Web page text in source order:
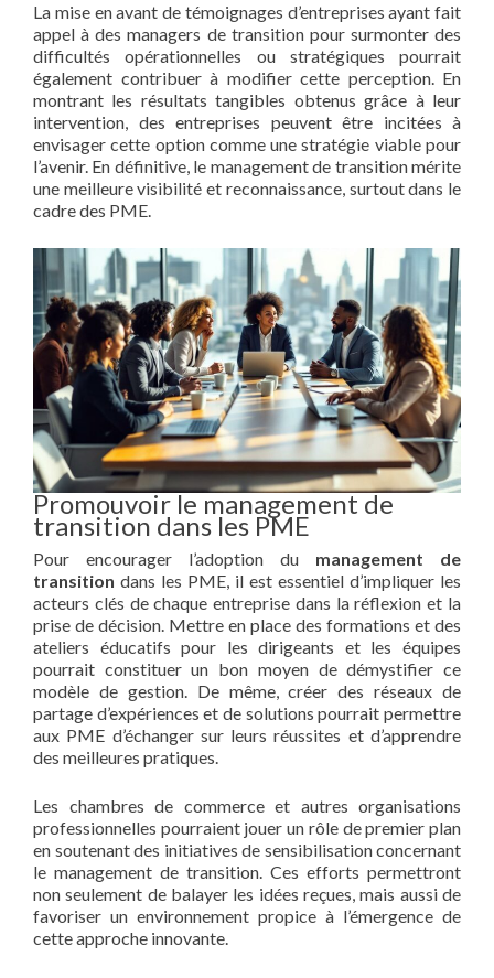
La mise en avant de témoignages d’entreprises ayant fait
appel à des managers de transition pour surmonter des
difficultés opérationnelles ou stratégiques pourrait
également contribuer à modifier cette perception. En
montrant les résultats tangibles obtenus grâce à leur
intervention, des entreprises peuvent être incitées à
envisager cette option comme une stratégie viable pour
l’avenir. En définitive, le management de transition mérite
une meilleure visibilité et reconnaissance, surtout dans le
cadre des PME.
Promouvoir le management de
transition dans les PME
Pour encourager l’adoption du management de
transition dans les PME, il est essentiel d’impliquer les
acteurs clés de chaque entreprise dans la réflexion et la
prise de décision. Mettre en place des formations et des
ateliers éducatifs pour les dirigeants et les équipes
pourrait constituer un bon moyen de démystifier ce
modèle de gestion. De même, créer des réseaux de
partage d’expériences et de solutions pourrait permettre
aux PME d’échanger sur leurs réussites et d’apprendre
des meilleures pratiques.
Les chambres de commerce et autres organisations
professionnelles pourraient jouer un rôle de premier plan
en soutenant des initiatives de sensibilisation concernant
le management de transition. Ces efforts permettront
non seulement de balayer les idées reçues, mais aussi de
favoriser un environnement propice à l’émergence de
cette approche innovante.